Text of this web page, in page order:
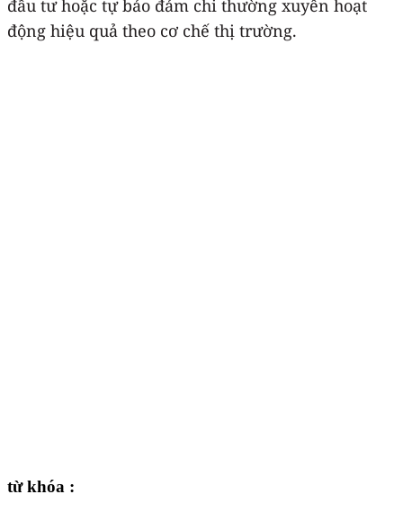
đầu tư hoặc tự bảo đảm chi thường xuyên hoạt
động hiệu quả theo cơ chế thị trường.
từ khóa :